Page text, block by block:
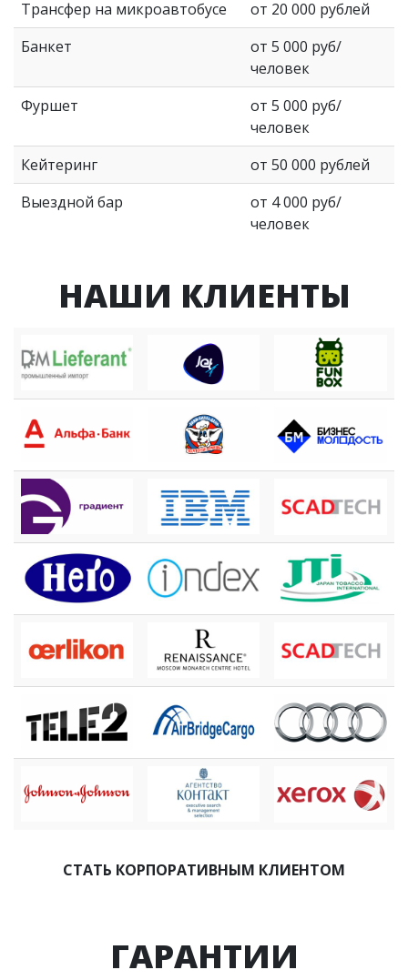
Трансфер на микроавтобусе
от 20 000 рублей
Банкет
от 5 000 руб/
человек
Фуршет
от 5 000 руб/
человек
Кейтеринг
от 50 000 рублей
Выездной бар
от 4 000 руб/
человек
НАШИ КЛИЕНТЫ
СТАТЬ КОРПОРАТИВНЫМ КЛИЕНТОМ
ГАРАНТИИ